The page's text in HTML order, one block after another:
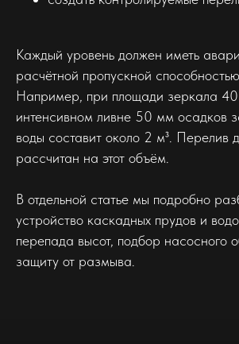
Каждый уровень должен иметь
расчётной пропускной способностью.
Например, при площади зеркала 40
интенсивном ливне 50 мм осадков
воды составит около 2 м³. Перелив
рассчитан на этот объём.
В отдельной статье мы подробно
устройство каскадных прудов и
перепада высот, подбор насосного
защиту от размыва.